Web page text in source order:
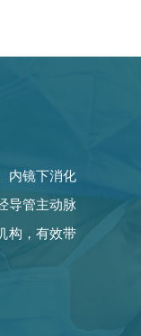
内镜下消化
导管主动脉
构，有效带